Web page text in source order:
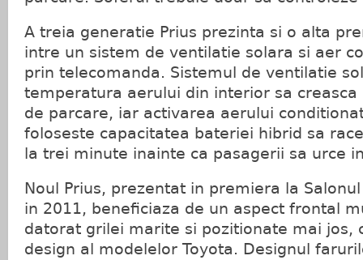
A treia generatie Prius prezinta si o alta
intre un sistem de ventilatie solara si aer
prin telecomanda. Sistemul de ventilatie
temperatura aerului din interior sa
de parcare, iar activarea aerului
foloseste capacitatea bateriei hibrid sa
la trei minute inainte ca pasagerii sa urce
Noul Prius, prezentat in premiera la
in 2011, beneficiaza de un aspect frontal
datorat grilei marite si pozitionate mai jos,
design al modelelor Toyota. Designul